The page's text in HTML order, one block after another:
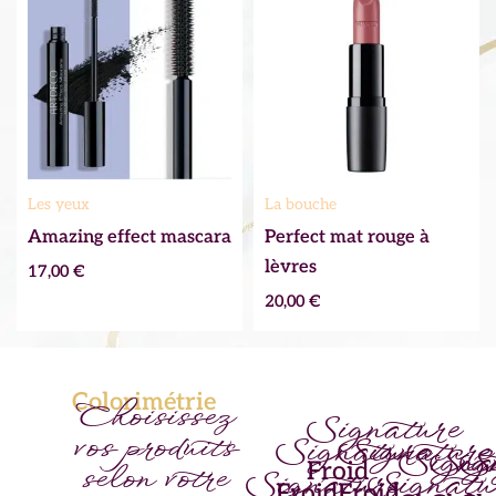
Les yeux
Amazing effect mascara
17,00€
La bouche
Perfect mat rouge à
lèvres
20,00€
Colorimétrie
Choisissez
vos produits
selon votre Signature
Signature
Signature
FroidSignature